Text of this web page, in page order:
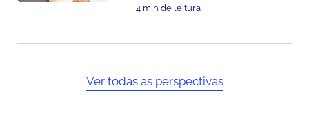
4 min de leitura
Ver todas as perspectivas